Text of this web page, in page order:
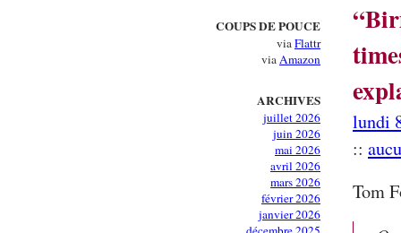
COUPS DE POUCE
viaFlattr
viaAmazon
ARCHIVES
juillet 2026
juin 2026
mai 2026
avril 2026
mars 2026
février 2026
janvier 2026
lundi
::
Tom